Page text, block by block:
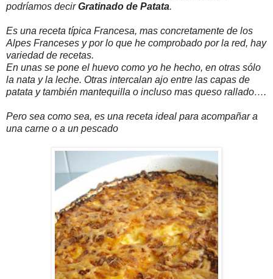
podríamos decirGratinado de Patata.
Es una receta típica Francesa, mas concretamente de los
Alpes Franceses y por lo que he comprobado por la red, hay
variedad de recetas.
En unas se pone el huevo como yo he hecho, en otras sólo
la nata y la leche. Otras intercalan ajo entre las capas de
patata y también mantequilla o incluso mas queso rallado….
Pero sea como sea, es una receta ideal para acompañar a
una carne o a un pescado